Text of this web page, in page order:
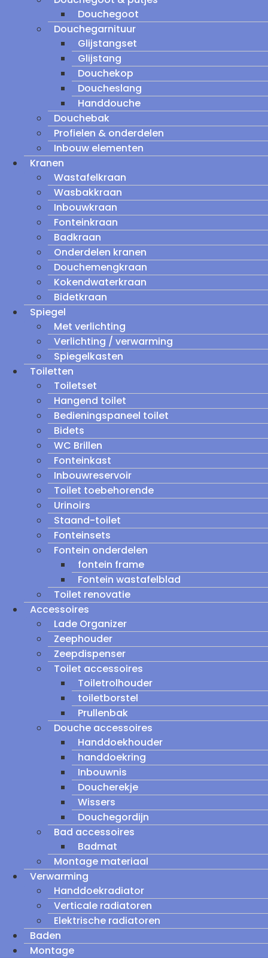
Douchegoot
Douchegarnituur
Glijstangset
Glijstang
Douchekop
Doucheslang
Handdouche
Douchebak
Profielen & onderdelen
Inbouw elementen
Kranen
Wastafelkraan
Wasbakkraan
Inbouwkraan
Fonteinkraan
Badkraan
Onderdelen kranen
Douchemengkraan
Kokendwaterkraan
Bidetkraan
Spiegel
Met verlichting
Verlichting / verwarming
Spiegelkasten
Toiletten
Toiletset
Hangend toilet
Bedieningspaneel toilet
Bidets
WC Brillen
Fonteinkast
Inbouwreservoir
Toilet toebehorende
Urinoirs
Staand-toilet
Fonteinsets
Fontein onderdelen
fontein frame
Fontein wastafelblad
Toilet renovatie
Accessoires
Lade Organizer
Zeephouder
Zeepdispenser
Toilet accessoires
Toiletrolhouder
toiletborstel
Prullenbak
Douche accessoires
Handdoekhouder
handdoekring
Inbouwnis
Doucherekje
Wissers
Douchegordijn
Bad accessoires
Badmat
Montage materiaal
Verwarming
Handdoekradiator
Verticale radiatoren
Elektrische radiatoren
Baden
Montage